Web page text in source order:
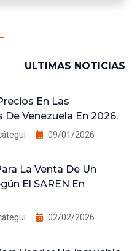
ULTIMAS NOTICIAS
En Las
De Venezuela En 2026.
09/01/2026
La Venta De Un
El SAREN En
02/02/2026